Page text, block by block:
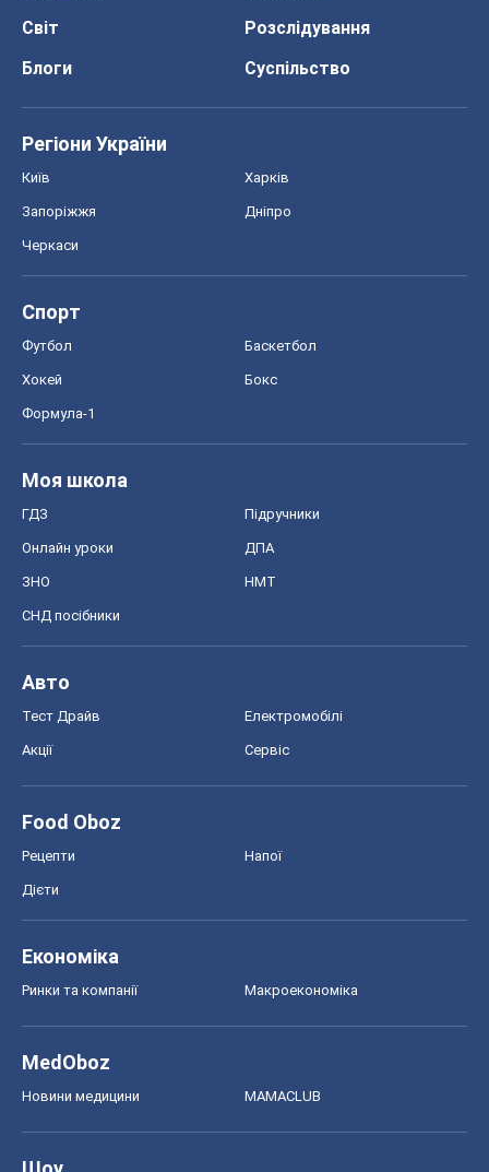
Світ
Розслідування
Блоги
Суспільство
Регіони України
Київ Харків
Запоріжжя Дніпро
Черкаси
Спорт
Футбол Баскетбол
Хокей Бокс
Формула-1
Моя школа
ГДЗ Підручники
Онлайн уроки ДПА
ЗНО НМТ
СНД посібники
Авто
Тест Драйв Електромобілі
Акції Сервіс
Food Oboz
Рецепти Напої
Дієти
Економіка
Ринки та компанії Макроекономіка
MedOboz
Новини медицини MAMACLUB